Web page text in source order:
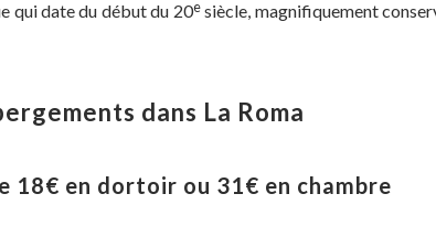
qui date du début du 20esiècle, magnifiquement
dans La Roma
18€ en dortoir ou 31€ en chambre